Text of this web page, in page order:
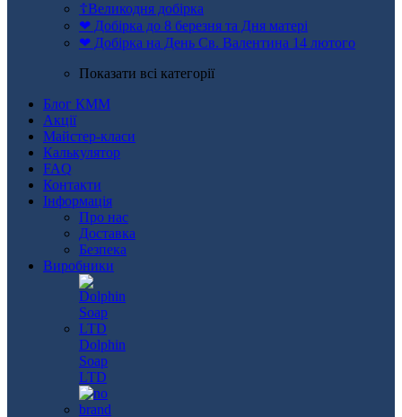
☦Великодня добірка
❤ Добірка до 8 березня та Дня матері
❤ Добірка на День Св. Валентина 14 лютого
Показати всі категорії
Блог КММ
Акції
Майстер-класи
Калькулятор
FAQ
Контакти
Інформація
Про нас
Доставка
Безпека
Виробники
Dolphin
Soap
LTD